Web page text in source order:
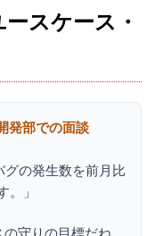
スケース・
発部での面談
グの発生数を前月比
」
守りの目標だね。